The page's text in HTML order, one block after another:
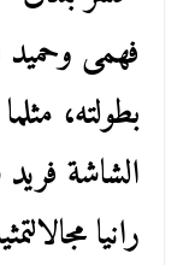
فهمى
بطولته،
الشاشة
رانيا